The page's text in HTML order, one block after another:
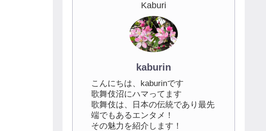
Kaburi
kaburin
こんにちは、kaburinです
歌舞伎沼にハマってます
歌舞伎は、日本の伝統であり最先
端でもあるエンタメ！
その魅力を紹介します！